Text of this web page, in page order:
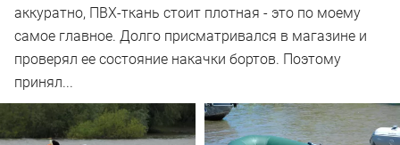
аккуратно, ПВХ-ткань стоит плотная - это по моему
самое главное. Долго присматривался в магазине и
проверял ее состояние накачки бортов. Поэтому
принял...